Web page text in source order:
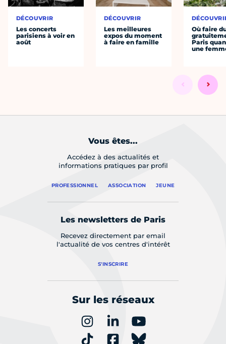
DÉCOUVRIR
Les concerts
parisiens à voir en
août
DÉCOUVRIR
Les meilleures
expos du moment
à faire en famille
Où faire
Paris
une
Vous êtes...
Accédez à des actualités et
informations pratiques par profil
PROFESSIONNEL ASSOCIATION JEUNE
Les newsletters de Paris
Recevez directement par email
l'actualité de vos centres d'intérêt
S'INSCRIRE
Sur les réseaux